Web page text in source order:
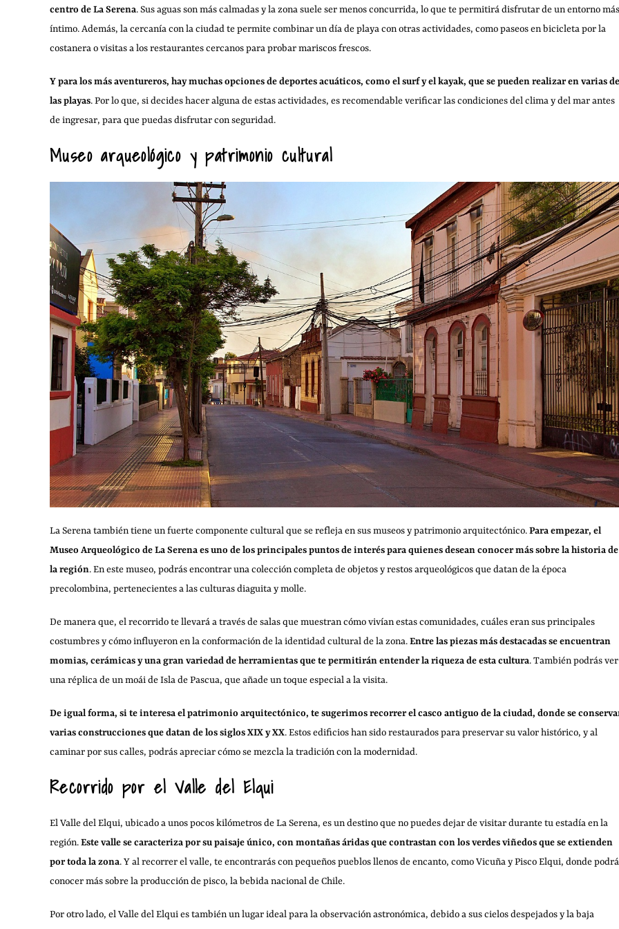
centro de La Serena. Sus aguas son más calmadas y la zona suele ser menos concurrida, lo que te permitirá disfrutar de un entorno más
íntimo. Además, la cercanía con la ciudad te permite combinar un día de playa con otras actividades, como paseos en bicicleta por la
costanera o visitas a los restaurantes cercanos para probar mariscos frescos.
Y para los más aventureros, hay muchas opciones de deportes acuáticos, como el surf y el kayak, que se pueden realizar en varias de
las playas. Por lo que, si decides hacer alguna de estas actividades, es recomendable verificar las condiciones del clima y del mar antes
de ingresar, para que puedas disfrutar con seguridad.
Museo arqueológico y patrimonio cultural
La Serena también tiene un fuerte componente cultural que se refleja en sus museos y patrimonio arquitectónico.Para empezar, el
Museo Arqueológico de La Serena es uno de los principales puntos de interés para quienes desean conocer más sobre la historia de
la región. En este museo, podrás encontrar una colección completa de objetos y restos arqueológicos que datan de la época
precolombina, pertenecientes a las culturas diaguita y molle.
De manera que, el recorrido te llevará a través de salas que muestran cómo vivían estas comunidades, cuáles eran sus principales
costumbres y cómo influyeron en la conformación de la identidad cultural de la zona.Entre las piezas más destacadas se encuentran
momias, cerámicas y una gran variedad de herramientas que te permitirán entender la riqueza de esta cultura. También podrás ver
una réplica de un moái de Isla de Pascua, que añade un toque especial a la visita.
De igual forma, si te interesa el patrimonio arquitectónico, te sugerimos recorrer el casco antiguo de la ciudad, donde se
varias construcciones que datan de los siglos XIX y XX. Estos edificios han sido restaurados para preservar su valor histórico, y al
caminar por sus calles, podrás apreciar cómo se mezcla la tradición con la modernidad.
Recorrido por el Valle del Elqui
El Valle del Elqui, ubicado a unos pocos kilómetros de La Serena, es un destino que no puedes dejar de visitar durante tu estadía en la
región.Este valle se caracteriza por su paisaje único, con montañas áridas que contrastan con los verdes viñedos que se extienden
por toda la zona. Y al recorrer el valle, te encontrarás con pequeños pueblos llenos de encanto, como Vicuña y Pisco Elqui, donde
conocer más sobre la producción de pisco, la bebida nacional de Chile.
Por otro lado, el Valle del Elqui es también un lugar ideal para la observación astronómica, debido a sus cielos despejados y la baja